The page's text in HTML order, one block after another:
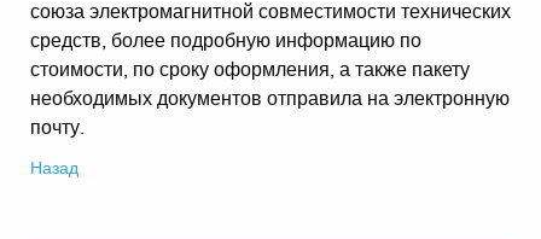
союза электромагнитной совместимости технических
средств, более подробную информацию по
стоимости, по сроку оформления, а также пакету
необходимых документов отправила на электронную
почту.
Назад